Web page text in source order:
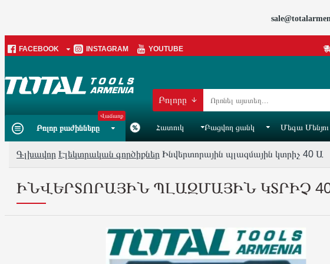
FACEBOOK INSTAGRAM YOUTUBE
Բոլորը
Բոլոր բաժինները
Վաճառք
Հատուկ Բացվող ցանկ Մեգա Մենյու
Գլխավոր Էլեկտրական գործիքներ Ինվերտորային պլազմային կտրիչ 40 Ա
ԻՆՎԵՐՏՈՐԱՅԻՆ ՊԼԱԶՄԱՅԻՆ ԿՏՐԻՉ